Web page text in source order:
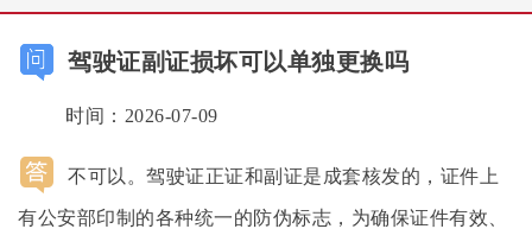
驾驶证副证损坏可以单独更换吗
时间：2026-07-09
不可以。驾驶证正证和副证是成套核发的，证件上
有公安部印制的各种统一的防伪标志，为确保证件有效、